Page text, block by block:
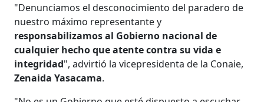
"Denunciamos el desconocimiento del paradero de
nuestro máximo representante y
responsabilizamos al Gobierno nacional de
cualquier hecho que atente contra su vida e
integridad", advirtió la vicepresidenta de la Conaie,
Zenaida Yasacama.